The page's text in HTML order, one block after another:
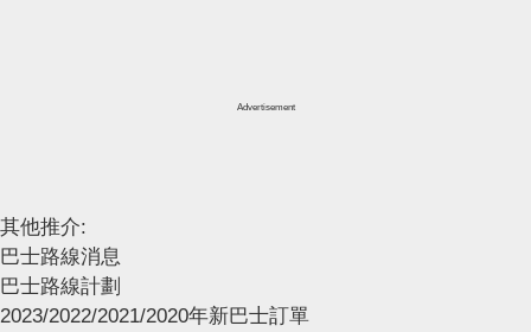
Advertisement
其他推介:
巴士路線消息
巴士路線計劃
2023/2022/2021/2020年新巴士訂單